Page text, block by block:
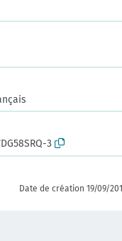
3
Date de création 19/09/